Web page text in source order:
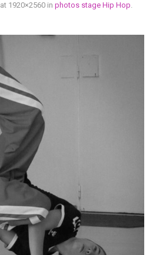
at 1920×2560 in photos stage Hip Hop.